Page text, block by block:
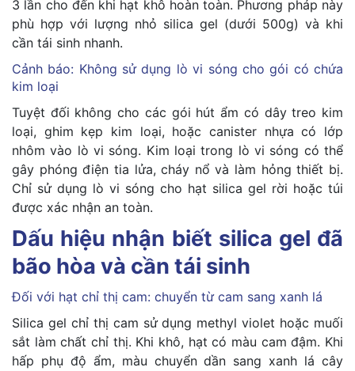
3 lần cho đến khi hạt khô hoàn toàn. Phương pháp này
phù hợp với lượng nhỏ silica gel (dưới 500g) và khi
cần tái sinh nhanh.
Cảnh báo: Không sử dụng lò vi sóng cho gói có chứa
kim loại
Tuyệt đối không cho các gói hút ẩm có dây treo kim
loại, ghim kẹp kim loại, hoặc canister nhựa có lớp
nhôm vào lò vi sóng. Kim loại trong lò vi sóng có thể
gây phóng điện tia lửa, cháy nổ và làm hỏng thiết bị.
Chỉ sử dụng lò vi sóng cho hạt silica gel rời hoặc túi
được xác nhận an toàn.
Dấu hiệu nhận biết silica gel đã
bão hòa và cần tái sinh
Đối với hạt chỉ thị cam: chuyển từ cam sang xanh lá
Silica gel chỉ thị cam sử dụng methyl violet hoặc muối
sắt làm chất chỉ thị. Khi khô, hạt có màu cam đậm. Khi
hấp phụ độ ẩm, màu chuyển dần sang xanh lá cây